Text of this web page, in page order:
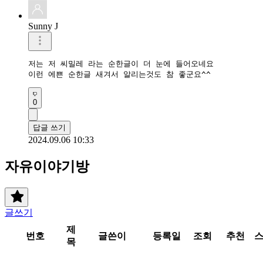
Sunny J
저는 저 씨밀레 라는 순한글이 더 눈에 들어오네요
이런 에쁜 순한글 새겨서 알리는것도 참 좋군요^^
0
답글 쓰기
2024.09.06 10:33
자유이야기방
글쓰기
번호
제
목
글쓴이 등록일 조회 추천